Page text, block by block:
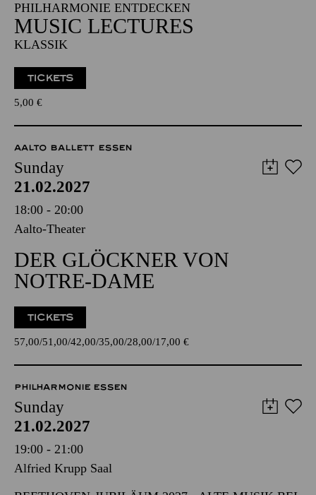
PHILHARMONIE ENTDECKEN
MUSIC LECTURES
KLASSIK
TICKETS
5,00 €
AALTO BALLETT ESSEN
Sunday
21.02.2027
18:00 - 20:00
Aalto-Theater
DER GLÖCKNER VON
NOTRE-DAME
TICKETS
57,00 51,00 42,00 35,00 28,00 17,00 €
PHILHARMONIE ESSEN
Sunday
21.02.2027
19:00 - 21:00
Alfried Krupp Saal